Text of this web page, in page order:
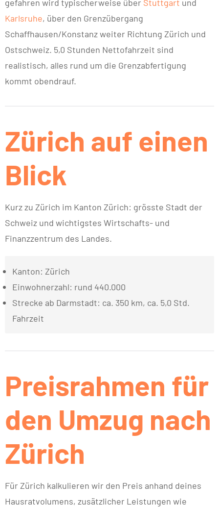
gefahren wird typischerweise über Stuttgart und
Karlsruhe, über den Grenzübergang
Schaffhausen/Konstanz weiter Richtung Zürich und
Ostschweiz. 5,0 Stunden Nettofahrzeit sind
realistisch, alles rund um die Grenzabfertigung
kommt obendrauf.
Zürich auf einen
Blick
Kurz zu Zürich im Kanton Zürich: grösste Stadt der
Schweiz und wichtigstes Wirtschafts- und
Finanzzentrum des Landes.
Kanton: Zürich
Einwohnerzahl: rund 440.000
Strecke ab Darmstadt: ca. 350 km, ca. 5,0 Std.
Fahrzeit
Preisrahmen für
den Umzug nach
Zürich
Für Zürich kalkulieren wir den Preis anhand deines
Hausratvolumens, zusätzlicher Leistungen wie